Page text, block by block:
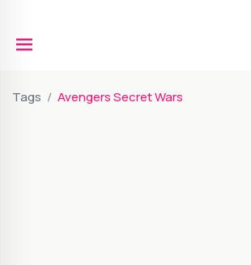
Tags Avengers Secret Wars